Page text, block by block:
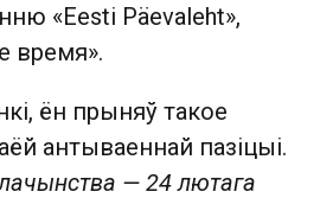
«Eesti Päevaleht»,
время».
ён прыняў такое
антываеннай пазіцыі.
— 24 лютага